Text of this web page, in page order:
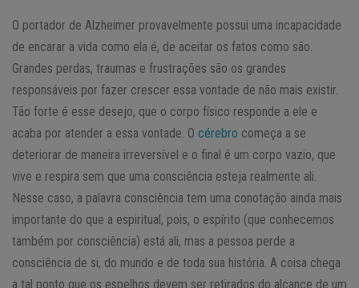
O portador de Alzheimer provavelmente possui uma incapacidade
de encarar a vida como ela é, de aceitar os fatos como são.
Grandes perdas, traumas e frustrações são os grandes
responsáveis por fazer crescer essa vontade de não mais existir.
Tão forte é esse desejo, que o corpo físico responde a ele e
acaba por atender a essa vontade. O cérebro começa a se
deteriorar de maneira irreversível e o final é um corpo vazio, que
vive e respira sem que uma consciência esteja realmente ali.
Nesse caso, a palavra consciência tem uma conotação ainda mais
importante do que a espiritual, pois, o espírito (que conhecemos
também por consciência) está ali, mas a pessoa perde a
consciência de si, do mundo e de toda sua história. A coisa chega
a tal ponto que os espelhos devem ser retirados do alcance de um